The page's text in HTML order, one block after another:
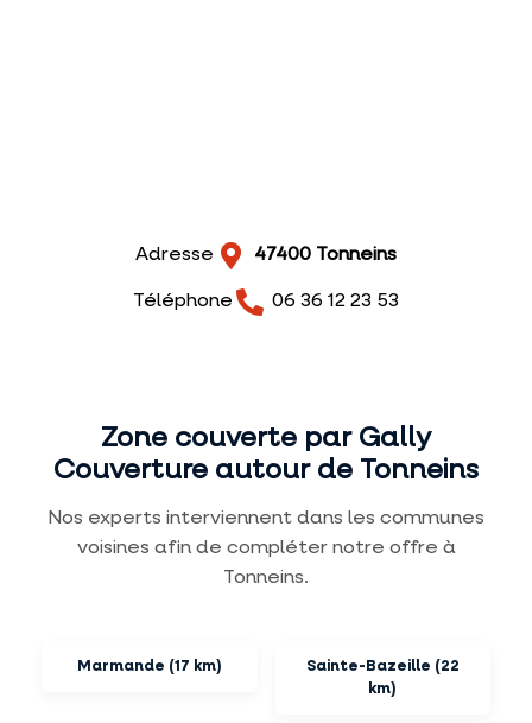
Adresse 47400 Tonneins
Téléphone 06 36 12 23 53
Zone couverte par Gally
Couverture autour de Tonneins
Nos experts interviennent dans les communes
voisines afin de compléter notre offre à
Tonneins.
Marmande (17 km)
Sainte-Bazeille (22
km)